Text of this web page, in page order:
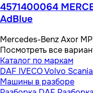
4571400064
AdBlue
Mercedes-Benz Axor
Посмотреть все
Каталог по маркам
DAF IVECOVolvo Scania
Машины в разборе